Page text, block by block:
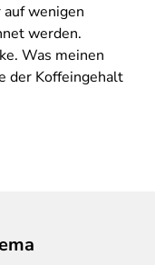
wenigen
werden.
Was meinen
der Koffeingehalt